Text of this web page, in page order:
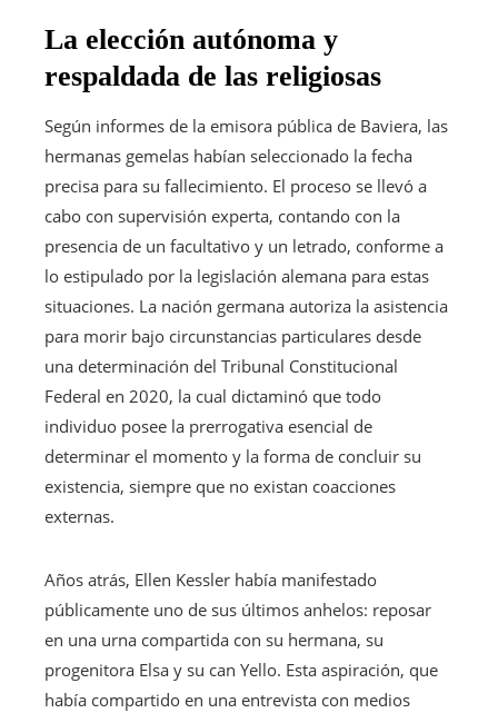
La elección autónoma y
respaldada de las religiosas
Según informes de la emisora pública de Baviera, las
hermanas gemelas habían seleccionado la fecha
precisa para su fallecimiento. El proceso se llevó a
cabo con supervisión experta, contando con la
presencia de un facultativo y un letrado, conforme a
lo estipulado por la legislación alemana para estas
situaciones. La nación germana autoriza la asistencia
para morir bajo circunstancias particulares desde
una determinación del Tribunal Constitucional
Federal en 2020, la cual dictaminó que todo
individuo posee la prerrogativa esencial de
determinar el momento y la forma de concluir su
existencia, siempre que no existan coacciones
externas.
Años atrás, Ellen Kessler había manifestado
públicamente uno de sus últimos anhelos: reposar
en una urna compartida con su hermana, su
progenitora Elsa y su can Yello. Esta aspiración, que
había compartido en una entrevista con medios